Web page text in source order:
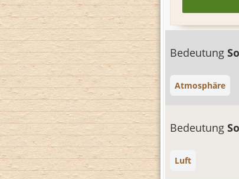
Bedeutung
Atmosphäre
Bedeutung
Luft